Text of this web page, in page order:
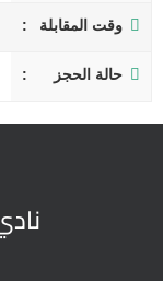
وقت المقابلة
حالة الحجز